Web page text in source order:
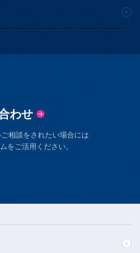
わせ
相談をされたい場合には
をご活用ください。